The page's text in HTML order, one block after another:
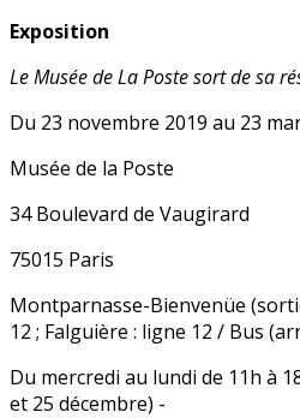
Exposition
Le Musée de La Poste sort de sa
Du 23 novembre 2019 au 23
Musée de la Poste
34 Boulevard de Vaugirard
75015 Paris
Montparnasse-Bienvenüe
12 ; Falguière : ligne 12 / Bus
Du mercredi au lundi de 11h à
et 25 décembre) -